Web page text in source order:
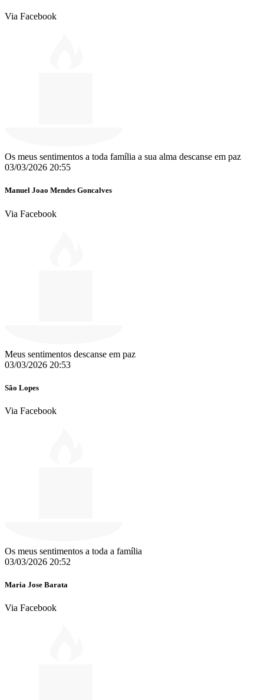
Via Facebook
Os meus sentimentos a toda família a sua alma descanse em paz
03/03/2026 20:55
Manuel Joao Mendes Goncalves
Via Facebook
Meus sentimentos descanse em paz
03/03/2026 20:53
São Lopes
Via Facebook
Os meus sentimentos a toda a família
03/03/2026 20:52
Maria Jose Barata
Via Facebook